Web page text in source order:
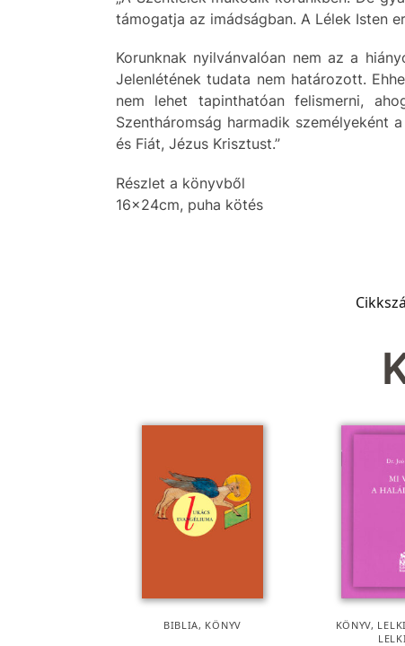
támogatja az imádságban. A Lélek Isten
Korunknak nyilvánvalóan nem az a
Jelenlétének tudata nem határozott.
nem lehet tapinthatóan felismerni,
Szentháromság harmadik személyeként
és Fiát, Jézus Krisztust.”
Részlet a könyvből
16x24cm, puha kötés
BIBLIA, KÖNYV KÖNYV,